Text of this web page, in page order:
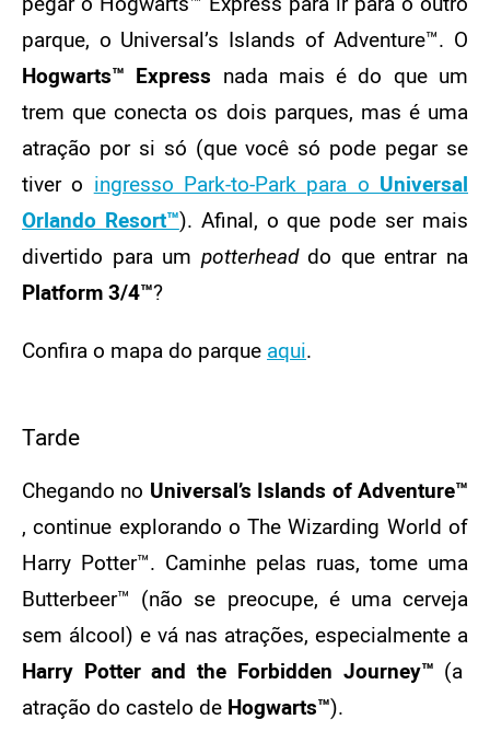
parque, o Universal’s Islands of Adventure™. O
Hogwarts™ Express nada mais é do que um
trem que conecta os dois parques, mas é uma
atração por si só (que você só pode pegar se
tiver o ingresso Park-to-Park para o Universal
Orlando Resort™). Afinal, o que pode ser mais
divertido para um potterheaddo que entrar na
Platform 3/4™?
Confira o mapa do parque aqui.
Tarde
Chegando no Universal’s Islands of Adventure™
, continue explorando o The Wizarding World of
Harry Potter™. Caminhe pelas ruas, tome uma
Butterbeer™ (não se preocupe, é uma cerveja
sem álcool) e vá nas atrações, especialmente a
Harry Potter and the Forbidden Journey™ (a
atração do castelo de Hogwarts™).